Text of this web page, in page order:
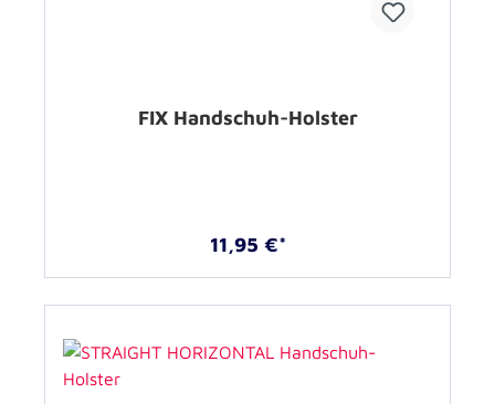
FIX Handschuh-Holster
11,95 €*